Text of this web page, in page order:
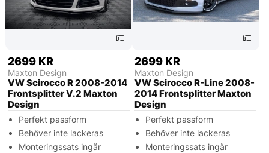
2699 KR
Maxton Design
VW Scirocco R 2008-2014
Frontsplitter V.2 Maxton
Design
Perfekt passform
Behöver inte lackeras
Monteringssats ingår
2699 KR
Maxton Design
VW Scirocco R-Line 2008-
2014 Frontsplitter Maxton
Design
Perfekt passform
Behöver inte lackeras
Monteringssats ingår